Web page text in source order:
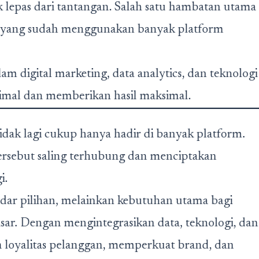
dari tantangan. Salah satu hambatan utama
sudah menggunakan banyak platform
digital marketing, data analytics, dan teknologi
dan memberikan hasil maksimal.
lagi cukup hanya hadir di banyak platform.
saling terhubung dan menciptakan
pilihan, melainkan kebutuhan utama bagi
Dengan mengintegrasikan data, teknologi, dan
loyalitas pelanggan, memperkuat brand, dan